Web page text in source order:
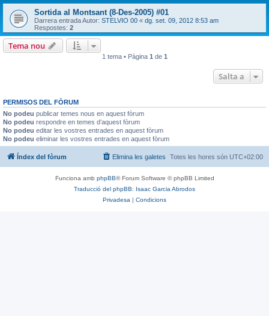
Sortida al Montsant (8-Des-2005) #01
Darrera entrada Autor: STELVIO 00 « dg. set. 09, 2012 8:53 am
Respostes: 2
Tema nou
1 tema • Pàgina 1 de 1
Salta a
PERMISOS DEL FÒRUM
No podeu publicar temes nous en aquest fòrum
No podeu respondre en temes d’aquest fòrum
No podeu editar les vostres entrades en aquest fòrum
No podeu eliminar les vostres entrades en aquest fòrum
Índex del fòrum Totes les hores són UTC+02:00
Elimina les galetes
Funciona amb phpBB® Forum Software © phpBB Limited
Traducció del phpBB: Isaac Garcia Abrodos
Privadesa | Condicions